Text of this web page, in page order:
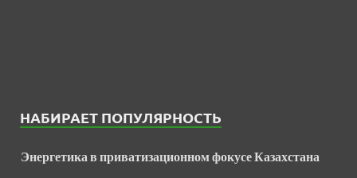
НАБИРАЕТ ПОПУЛЯРНОСТЬ
Энергетика в приватизационном фокусе Казахстана